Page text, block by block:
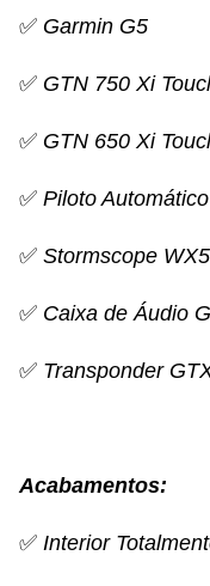
✅ Garmin G5
✅ GTN 750 Xi
✅ GTN 650 Xi
✅ Piloto
✅ Stormscope
✅ Caixa de Áudio
✅ Transponder
Acabamentos:
✅ Interior